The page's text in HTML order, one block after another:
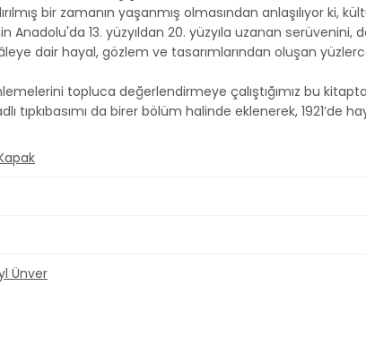
bir zamanın yaşanmış olmasından anlaşılıyor ki,
Anadolu'da 13. yüzyıldan 20. yüzyıla uzanan
dair hayal, gözlem ve tasarımlarından oluşan
topluca değerlendirmeye çalıştığımız bu
tıpkıbasımı da birer bölüm halinde eklenerek, 1921’de
Ünver